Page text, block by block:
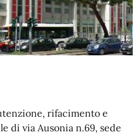
rifacimento e
di via Ausonia n.69, sede